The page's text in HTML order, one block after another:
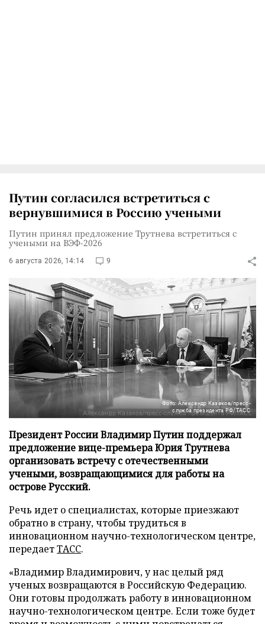
Путин согласился встретиться с
вернувшимися в Россию учеными
Путин принял предложение Трутнева встретиться с
учеными на ВЭФ-2026
6 августа 2026, 14:14 9
Фото: Александр Казаков/пресс-
служба президента РФ/ТАСС
Президент России Владимир Путин поддержал
предложение вице-премьера Юрия Трутнева
организовать встречу с отечественными
учеными, возвращающимися для работы на
острове Русский.
Речь идет о специалистах, которые приезжают
обратно в страну, чтобы трудиться в
инновационном научно-технологическом центре,
передаетТАСС.
«Владимир Владимирович, у нас целый ряд
ученых возвращаются в Российскую Федерацию.
Они готовы продолжать работу в инновационном
научно-технологическом центре. Если тоже будет